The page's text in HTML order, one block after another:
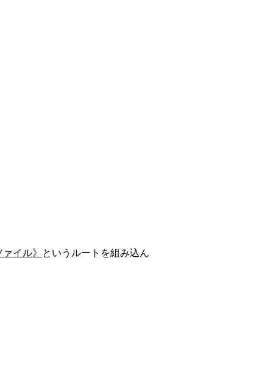
イル》
というルートを組み込ん